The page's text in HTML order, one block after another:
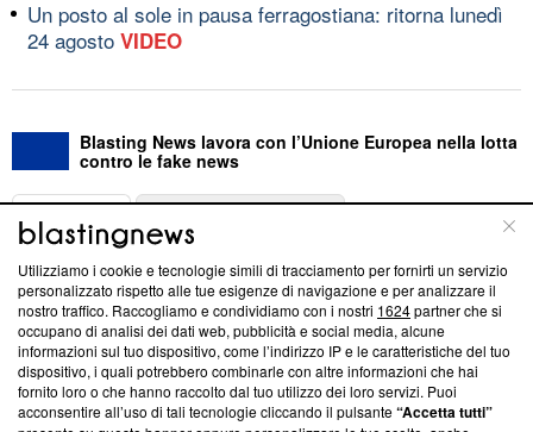
Un posto al sole in pausa ferragostiana: ritorna lunedì
24 agosto VIDEO
Blasting News lavora con l’Unione Europea nella lotta
contro le fake news
ABOUT
Questa sezione offre informazioni trasparenti su Blasting
News, sui nostri processi editoriali e su come ci impegniamo a
creare news di qualità. Inoltre, afferma la nostra aderenza a
‘Trust Project - News with Integrity’Blasting News non è
ancora membro del programma, ma ha richiesto di farne
parte; Trust Project non ha ancora effettuato una verifica di
Utilizziamo i cookie e tecnologie simili di tracciamento per fornirti un servizio
personalizzato rispetto alle tue esigenze di navigazione e per analizzare il
nostro traffico. Raccogliamo e condividiamo con i nostri 1624partner che si
occupano di analisi dei dati web, pubblicità e social media, alcune
informazioni sul tuo dispositivo, come l’indirizzo IP e le caratteristiche del tuo
dispositivo, i quali potrebbero combinarle con altre informazioni che hai
fornito loro o che hanno raccolto dal tuo utilizzo dei loro servizi. Puoi
acconsentire all’uso di tali tecnologie cliccando il pulsante“Accetta tutti”